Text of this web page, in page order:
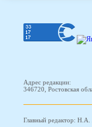
Адрес редакции:
346720, Ростовская
Главный редактор: Н.А.